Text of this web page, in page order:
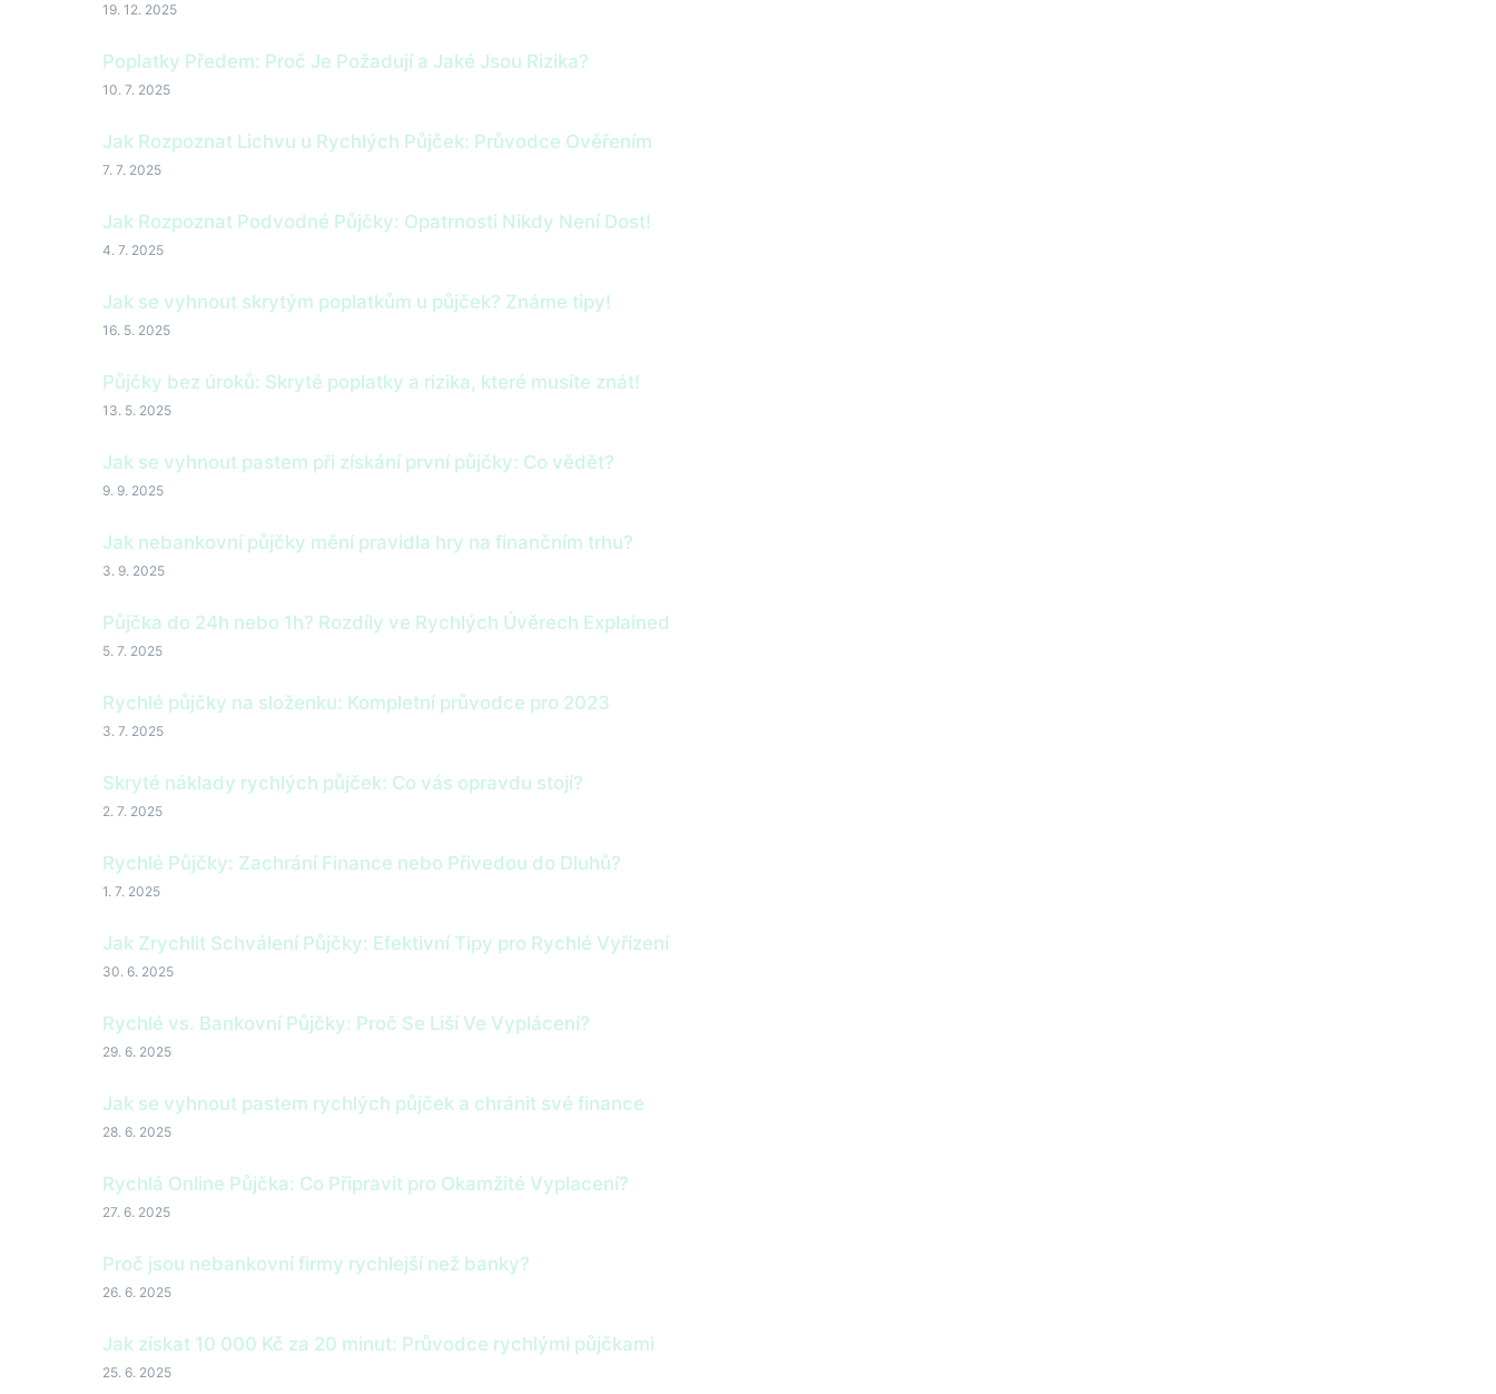
19. 12. 2025
Poplatky Předem: Proč Je Požadují a Jaké Jsou Rizika?
10. 7. 2025
Jak Rozpoznat Lichvu u Rychlých Půjček: Průvodce Ověřením
7. 7. 2025
Jak Rozpoznat Podvodné Půjčky: Opatrnosti Nikdy Není Dost!
4. 7. 2025
Jak se vyhnout skrytým poplatkům u půjček? Známe tipy!
16. 5. 2025
Půjčky bez úroků: Skryté poplatky a rizika, které musíte znát!
13. 5. 2025
Jak se vyhnout pastem při získání první půjčky: Co vědět?
9. 9. 2025
Jak nebankovní půjčky mění pravidla hry na finančním trhu?
3. 9. 2025
Půjčka do 24h nebo 1h? Rozdíly ve Rychlých Úvěrech Explained
5. 7. 2025
Rychlé půjčky na složenku: Kompletní průvodce pro 2023
3. 7. 2025
Skryté náklady rychlých půjček: Co vás opravdu stojí?
2. 7. 2025
Rychlé Půjčky: Zachrání Finance nebo Přivedou do Dluhů?
1. 7. 2025
Jak Zrychlit Schválení Půjčky: Efektivní Tipy pro Rychlé Vyřízení
30. 6. 2025
Rychlé vs. Bankovní Půjčky: Proč Se Liší Ve Vyplácení?
29. 6. 2025
Jak se vyhnout pastem rychlých půjček a chránit své finance
28. 6. 2025
Rychlá Online Půjčka: Co Připravit pro Okamžité Vyplacení?
27. 6. 2025
Proč jsou nebankovní firmy rychlejší než banky?
26. 6. 2025
Jak získat 10 000 Kč za 20 minut: Průvodce rychlými půjčkami
25. 6. 2025